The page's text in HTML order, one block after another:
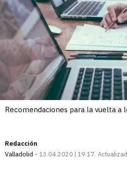
Recomendaciones para la vuelta a
Redacción
Valladolid
13.04.2020 | 19:17